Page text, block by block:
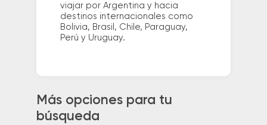
viajar por Argentina y hacia
destinos internacionales como
Bolivia, Brasil, Chile, Paraguay,
Perú y Uruguay.
Más opciones para tu
búsqueda